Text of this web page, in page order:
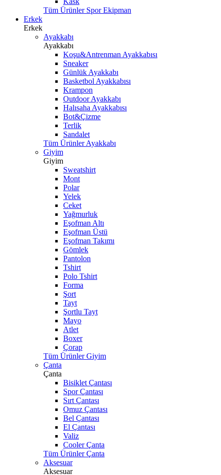
Tüm Ürünler Spor Ekipman
Erkek
Erkek
Ayakkabı
Ayakkabı
Koşu&Antrenman Ayakkabısı
Sneaker
Günlük Ayakkabı
Basketbol Ayakkabısı
Krampon
Outdoor Ayakkabı
Halısaha Ayakkabısı
Bot&Çizme
Terlik
Sandalet
Tüm Ürünler Ayakkabı
Giyim
Giyim
Sweatshirt
Mont
Polar
Yelek
Ceket
Yağmurluk
Eşofman Altı
Eşofman Üstü
Eşofman Takımı
Gömlek
Pantolon
Tshirt
Polo Tshirt
Forma
Şort
Tayt
Şortlu Tayt
Mayo
Atlet
Boxer
Çorap
Tüm Ürünler Giyim
Çanta
Çanta
Bisiklet Çantası
Spor Çantası
Sırt Çantası
Omuz Çantası
Bel Çantası
El Çantası
Valiz
Cooler Çanta
Tüm Ürünler Çanta
Aksesuar
Aksesuar